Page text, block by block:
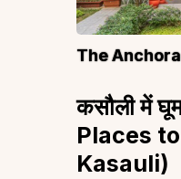
The
कसौली में
Places
Kasauli)